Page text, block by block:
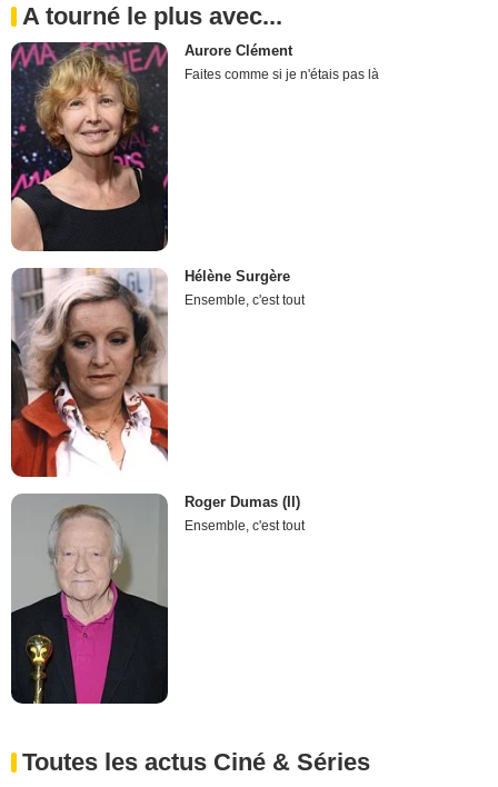
A tourné le plus avec...
Aurore Clément
Faites comme si je n'étais pas là
Hélène Surgère
Ensemble, c'est tout
Roger Dumas (II)
Ensemble, c'est tout
Toutes les actus Ciné & Séries